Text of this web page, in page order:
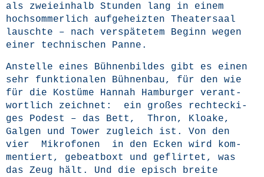
als zwei­ein­halb Stun­den lang in einem
hoch­som­mer­lich auf­ge­heiz­ten Thea­ter­saal
lausch­te – nach ver­spä­te­tem Beginn wegen
einer tech­ni­schen Panne.
Anstel­le eines Büh­nen­bil­des gibt es einen
sehr funk­tio­na­len Büh­nen­bau, für den wie
für die Kos­tü­me Han­nah Ham­bur­ger ver­ant­
wort­lich zeich­net: ein gro­ßes recht­ecki­
ges Podest – das Bett, Thron, Kloa­ke,
Gal­gen und Tower zugleich ist. Von den
vier Mikro­fo­nen in den Ecken wird kom­
men­tiert, gebeat­boxt und geflir­tet, was
das Zeug hält. Und die episch brei­te